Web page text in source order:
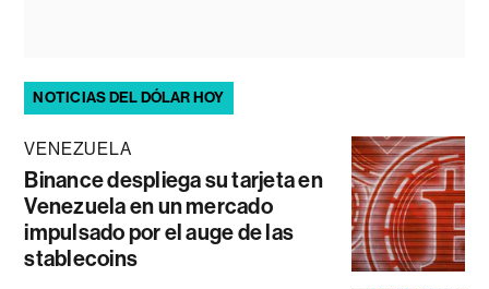
NOTICIAS DEL DÓLAR HOY
VENEZUELA
Binance despliega su tarjeta en
Venezuela en un mercado
impulsado por el auge de las
stablecoins